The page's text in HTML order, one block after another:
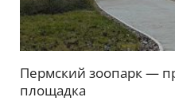
Пермский зоопарк —
площадка